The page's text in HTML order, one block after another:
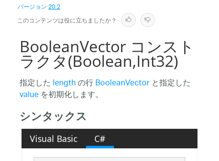
バージョン20.2
このコンテンツは役に立ちましたか？
BooleanVector コンスト
ラクタ(Boolean,Int32)
指定したlengthの行BooleanVectorと指定した
valueを初期化します。
シンタックス
Visual Basic C#